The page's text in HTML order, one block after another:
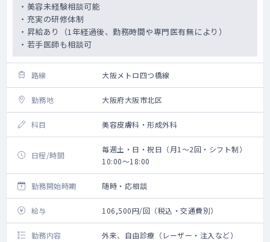
・美容未経験相談可能
・充実の研修体制
・昇給あり（1年経過後、勤務時間や専門医有無により）
・若手医師も相談可
路線 大阪メトロ四つ橋線
勤務地 大阪府大阪市北区
科目 美容皮膚科・形成外科
日程/時間
毎週土・日・祝日（月1～2回・シフト制）
10:00～18:00
勤務開始時期 随時・応相談
給与 106,500円/回（税込・交通費別）
勤務内容 外来、自由診療（レーザー・注入など）